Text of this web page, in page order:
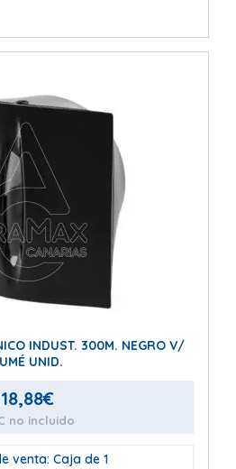
INDUST. 300M. NEGRO V/
FUMÉ UNID.
18,88€
no incluido
venta: Caja de 1